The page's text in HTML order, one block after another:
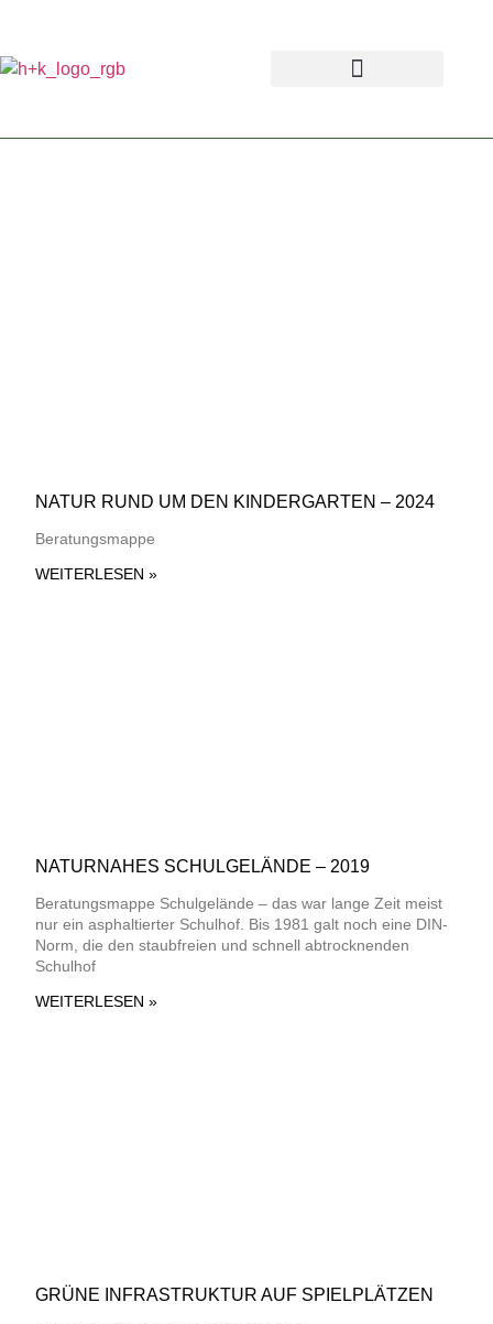
NATUR RUND UM DEN KINDERGARTEN – 2024
Beratungsmappe
WEITERLESEN »
NATURNAHES SCHULGELÄNDE – 2019
Beratungsmappe Schulgelände – das war lange Zeit meist
nur ein asphaltierter Schulhof. Bis 1981 galt noch eine DIN-
Norm, die den staubfreien und schnell abtrocknenden
Schulhof
WEITERLESEN »
GRÜNE INFRASTRUKTUR AUF SPIELPLÄTZEN